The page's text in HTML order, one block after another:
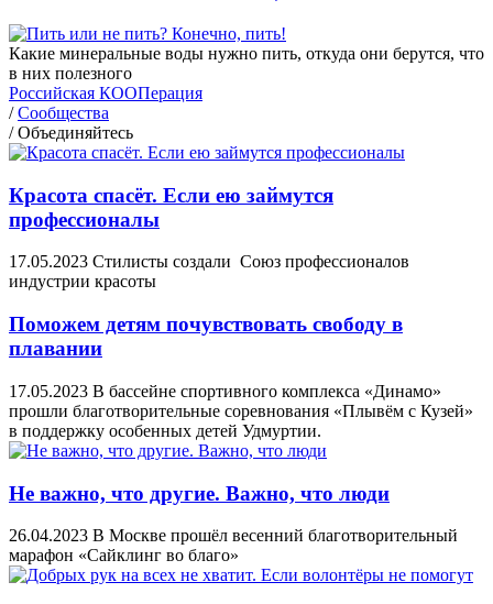
Какие минеральные воды нужно пить, откуда они берутся, что
в них полезного
Российская КООПерация
/ Сообщества
/ Объединяйтесь
Красота спасёт. Если ею займутся
профессионалы
17.05.2023 Стилисты создали Союз профессионалов
индустрии красоты
Поможем детям почувствовать свободу в
плавании
17.05.2023 В бассейне спортивного комплекса «Динамо»
прошли благотворительные соревнования «Плывём с Кузей»
в поддержку особенных детей Удмуртии.
Не важно, что другие. Важно, что люди
26.04.2023 В Москве прошёл весенний благотворительный
марафон «Сайклинг во благо»